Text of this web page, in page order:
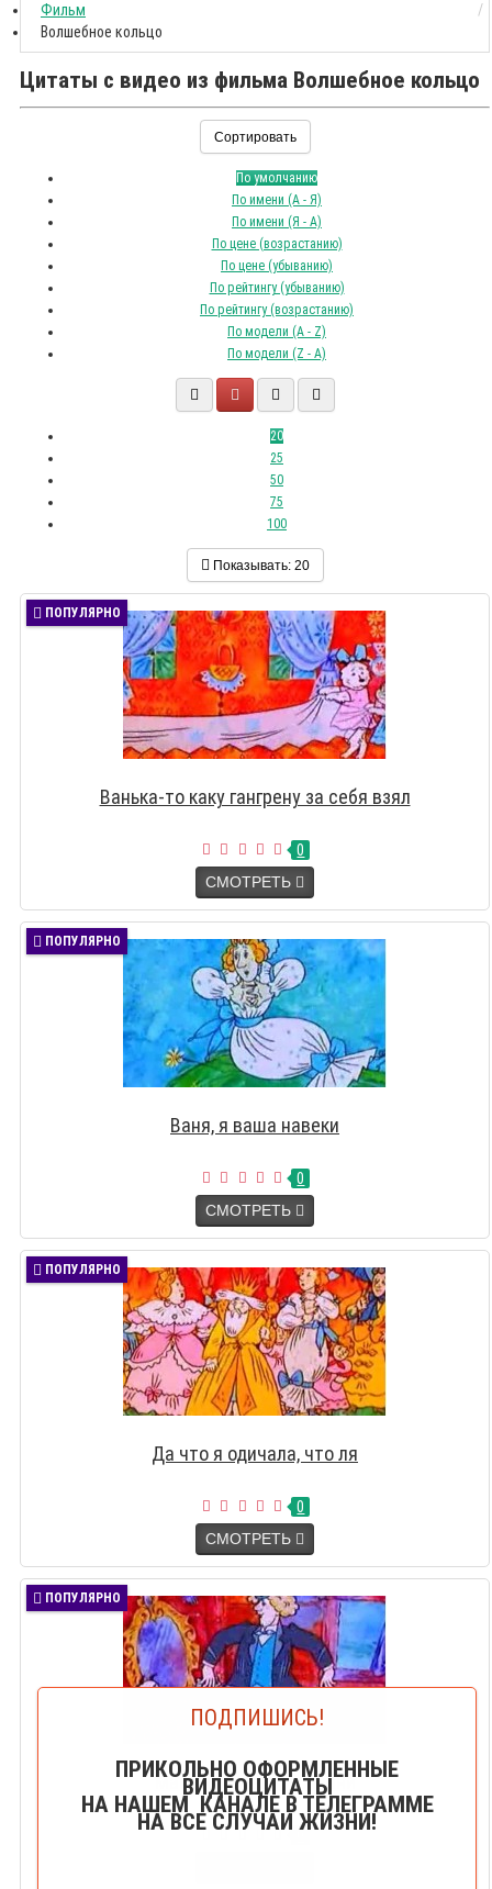
Фильм
Волшебное кольцо
Цитаты с видео из фильма Волшебное кольцо
Сортировать
По умолчанию
По имени (A - Я)
По имени (Я - A)
По цене (возрастанию)
По цене (убыванию)
По рейтингу (убыванию)
По рейтингу (возрастанию)
По модели (A - Z)
По модели (Z - A)
20
25
50
75
100
Показывать: 20
ПОПУЛЯРНО
Ванька-то каку гангрену за себя взял
0
СМОТРЕТЬ
ПОПУЛЯРНО
Ваня, я ваша навеки
0
СМОТРЕТЬ
ПОПУЛЯРНО
Да что я одичала, что ля
0
СМОТРЕТЬ
ПОПУЛЯРНО
Маман, намеки излишни
0
ПОДПИШИСЬ!
ПРИКОЛЬНО ОФОРМЛЕННЫЕ
ВИДЕОЦИТАТЫ
НА НАШЕМ КАНАЛЕ В ТЕЛЕГРАММЕ
НА ВСЕ СЛУЧАИ ЖИЗНИ!